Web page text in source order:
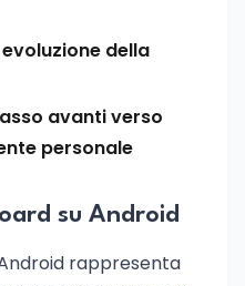
della
avanti verso
personale
su Android
rappresenta